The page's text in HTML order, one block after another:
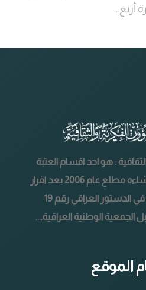
أربع...
: هو احد اقسام العتبة
العباسية المقدسة تم انشاءه مطلع عام 2006 بعد اقرار
قانون العتبات المقدسة في الدستور العراقي رقم 19
الموقع